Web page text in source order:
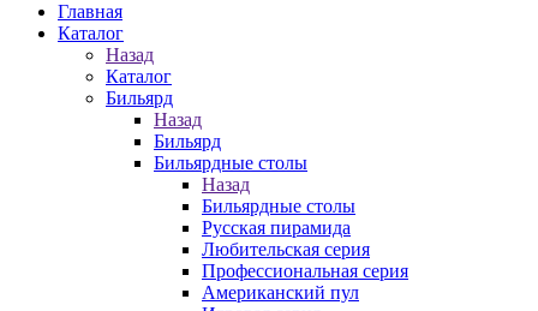
Главная
Каталог
Назад
Каталог
Бильярд
Назад
Бильярд
Бильярдные столы
Назад
Бильярдные столы
Русская пирамида
Любительская серия
Профессиональная серия
Американский пул